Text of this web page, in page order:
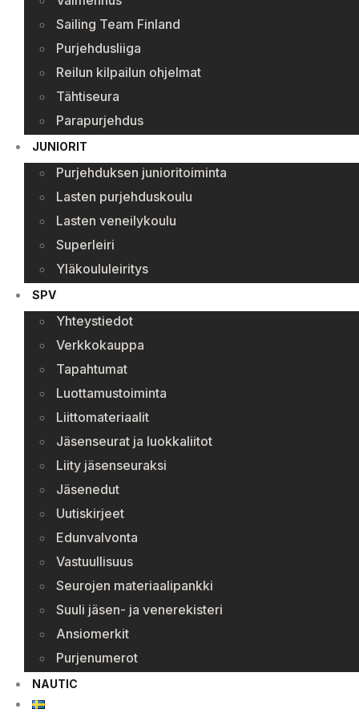
Sailing Team Finland
Purjehdusliiga
Reilun kilpailun ohjelmat
Tähtiseura
Parapurjehdus
JUNIORIT
Purjehduksen junioritoiminta
Lasten purjehduskoulu
Lasten veneilykoulu
Superleiri
Yläkoululeiritys
SPV
Yhteystiedot
Verkkokauppa
Tapahtumat
Luottamustoiminta
Liittomateriaalit
Jäsenseurat ja luokkaliitot
Liity jäsenseuraksi
Jäsenedut
Uutiskirjeet
Edunvalvonta
Vastuullisuus
Seurojen materiaalipankki
Suuli jäsen- ja venerekisteri
Ansiomerkit
Purjenumerot
NAUTIC